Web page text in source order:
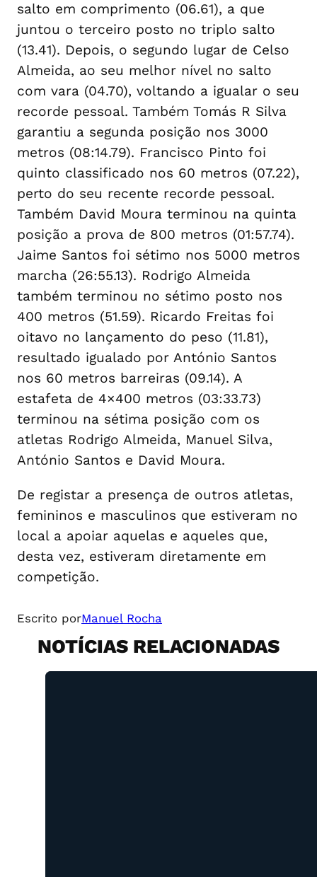
salto em comprimento (06.61), a que
juntou o terceiro posto no triplo salto
(13.41). Depois, o segundo lugar de Celso
Almeida, ao seu melhor nível no salto
com vara (04.70), voltando a igualar o seu
recorde pessoal. Também Tomás R Silva
garantiu a segunda posição nos 3000
metros (08:14.79). Francisco Pinto foi
quinto classificado nos 60 metros (07.22),
perto do seu recente recorde pessoal.
Também David Moura terminou na quinta
posição a prova de 800 metros (01:57.74).
Jaime Santos foi sétimo nos 5000 metros
marcha (26:55.13). Rodrigo Almeida
também terminou no sétimo posto nos
400 metros (51.59). Ricardo Freitas foi
oitavo no lançamento do peso (11.81),
resultado igualado por António Santos
nos 60 metros barreiras (09.14). A
estafeta de 4×400 metros (03:33.73)
terminou na sétima posição com os
atletas Rodrigo Almeida, Manuel Silva,
António Santos e David Moura.
De registar a presença de outros atletas,
femininos e masculinos que estiveram no
local a apoiar aquelas e aqueles que,
desta vez, estiveram diretamente em
competição.
Escrito porManuel Rocha
NOTÍCIAS RELACIONADAS